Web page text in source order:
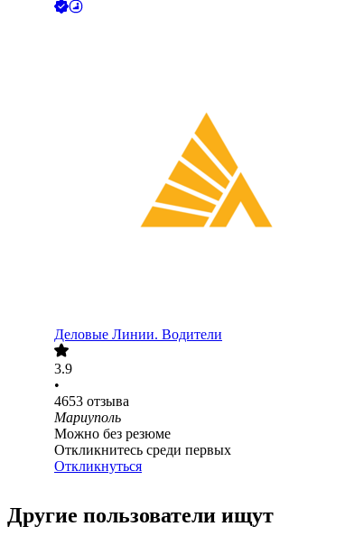
Деловые Линии. Водители
3.9
•
4653 отзыва
Мариуполь
Можно без резюме
Откликнитесь среди первых
Откликнуться
Другие пользователи ищут